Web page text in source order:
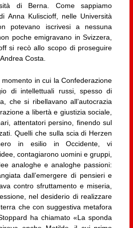
di Berna. Come sappiamo
Anna Kuliscioff, nelle Università
potevano iscrivesi a nessuna
poche emigravano in Svizzera,
si recò allo scopo di proseguire
Costa.
momento in cui la Confederazione
di intellettuali russi, spesso di
che si ribellavano all’autocrazia
a libertà e giustizia sociale,
attentatori persino, finendo sul
Quelli che sulla scia di Herzen
in esilio in Occidente, vi
contagiarono uomini e gruppi,
analoghe e analoghe passioni:
dall’emergere di pensieri e
contro sfruttamento e miseria,
nel desiderio di realizzare
che con suggestiva metafora
ha chiamato «La sponda